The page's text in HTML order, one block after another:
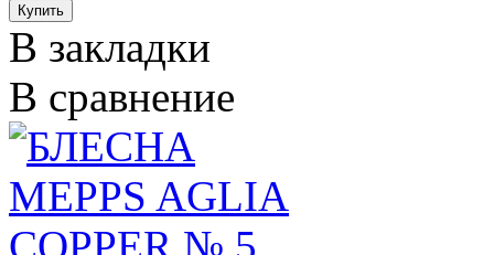
В закладки
В сравнение